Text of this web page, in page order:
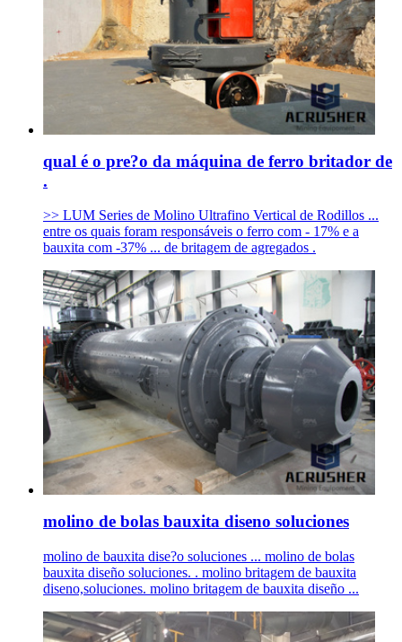
qual é o pre?o da máquina de ferro britador de
.
>> LUM Series de Molino Ultrafino Vertical de Rodillos ...
entre os quais foram responsáveis o ferro com - 17% e a
bauxita com -37% ... de britagem de agregados .
molino de bolas bauxita diseno soluciones
molino de bauxita dise?o soluciones ... molino de bolas
bauxita diseño soluciones. . molino britagem de bauxita
diseno,soluciones. molino britagem de bauxita diseño ...